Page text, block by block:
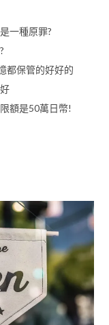
一種原罪?
都保管的好好的
額是50萬日幣!